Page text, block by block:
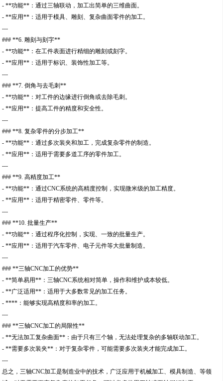
- **功能**：通过三轴联动，加工出简单的三维曲面。
- **应用**：适用于模具、雕刻、复杂曲面零件的加工。
---
### **6. 雕刻与刻字**
- **功能**：在工件表面进行精细的雕刻或刻字。
- **应用**：适用于标识、装饰性加工等。
---
### **7. 倒角与去毛刺**
- **功能**：对工件的边缘进行倒角或去除毛刺。
- **应用**：提高工件的精度和安全性。
---
### **8. 复杂零件的分步加工**
- **功能**：通过多次装夹和加工，完成复杂零件的制造。
- **应用**：适用于需要多道工序的零件加工。
---
### **9. 高精度加工**
- **功能**：通过CNC系统的高精度控制，实现微米级的加工精度。
- **应用**：适用于精密零件、零件等。
---
### **10. 批量生产**
- **功能**：通过程序化控制，实现、一致的批量生产。
- **应用**：适用于汽车零件、电子元件等大批量制造。
---
### **三轴CNC加工的优势**
- **简单易用**：三轴CNC系统相对简单，操作和维护成本较低。
- **广泛适用**：适用于大多数常见的加工任务。
- ****：能够实现高精度和率的加工。
---
### **三轴CNC加工的局限性**
- **无法加工复杂曲面**：由于只有三个轴，无法处理复杂的多轴联动加工。
- **需要多次装夹**：对于复杂零件，可能需要多次装夹才能完成加工。
---
总之，三轴CNC加工是制造业中的技术，广泛应用于机械加工、模具制造、等领